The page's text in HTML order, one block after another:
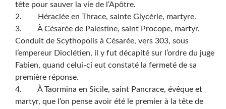
tête pour sauver la vie de l’Apôtre.
2. Héraclée en Thrace, sainte Glycérie, martyre.
3. À Césarée de Palestine, saint Procope, martyr.
Conduit de Scythopolis à Césarée, vers 303, sous
l’empereur Dioclétien, il y fut décapité sur l’ordre du juge
Fabien, quand celui-ci eut constaté la fermeté de sa
première réponse.
4. À Taormina en Sicile, saint Pancrace, évêque et
martyr, que l’on pense avoir été le premier à la tête de